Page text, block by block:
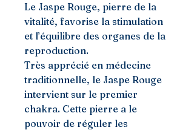
Le Jaspe Rouge, pierre de la
vitalité, favorise la stimulation
et l’équilibre des organes de la
reproduction.
Très apprécié en médecine
traditionnelle, le Jaspe Rouge
intervient sur le premier
chakra. Cette pierre a le
pouvoir de réguler les